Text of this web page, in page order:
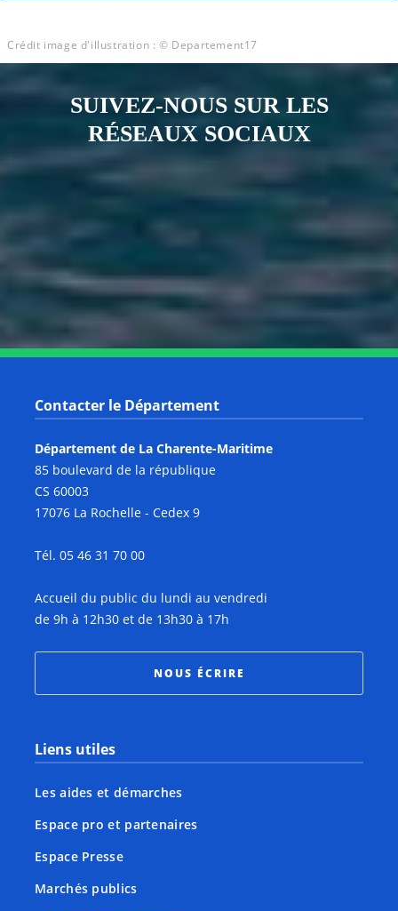
Crédit image d'illustration : © Departement17
SUIVEZ-NOUS SUR LES
RÉSEAUX SOCIAUX
Notre page Instagram
Notre page Facebook
Notre page XNotre page Tiktok
Notre page
Notre page Youtube
Contacter le Département
Département de La Charente-Maritime
85 boulevard de la république
CS 60003
17076 La Rochelle - Cedex 9
Tél. 05 46 31 70 00
Accueil du public du lundi au vendredi
de 9h à 12h30 et de 13h30 à 17h
NOUS ÉCRIRE
Liens utiles
Les aides et démarches
Espace pro et partenaires
Espace Presse
Marchés publics